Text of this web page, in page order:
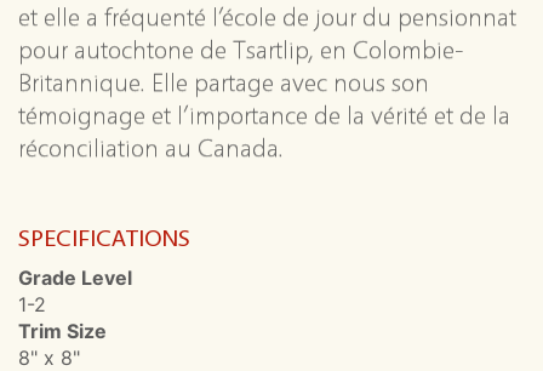
et elle a fréquenté l’école de jour du pensionnat
pour autochtone de Tsartlip, en Colombie-
Britannique. Elle partage avec nous son
témoignage et l’importance de la vérité et de la
réconciliation au Canada.
SPECIFICATIONS
Grade Level
1-2
Trim Size
8" x 8"